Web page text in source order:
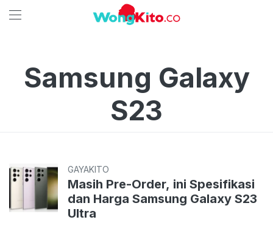
Samsung Galaxy
S23
GAYAKITO
Masih Pre-Order, ini Spesifikasi
dan Harga Samsung Galaxy S23
Ultra